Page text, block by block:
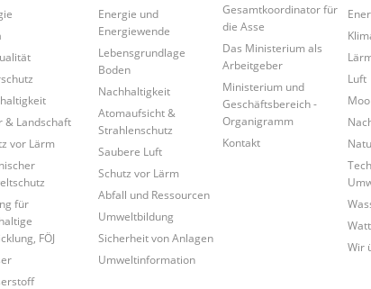
& Landschaft
vor Lärm
für
FÖJ
Energie und
Energiewende
Lebensgrundlage
Boden
Nachhaltigkeit
Atomaufsicht &
Strahlenschutz
Saubere Luft
Schutz vor Lärm
Abfall und Ressourcen
Umweltbildung
Sicherheit von Anlagen
Umweltinformation
Gesamtkoordinator für
die Asse
Das Ministerium als
Arbeitgeber
Ministerium und
Geschäftsbereich -
Organigramm
Kontakt
Luft
Wir